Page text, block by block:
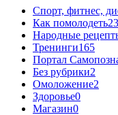
Спорт, фитнес,
Как помолодеть
Народные
Тренинги165
Портал
Без рубрики2
Омоложение2
Здоровье0
Магазин0